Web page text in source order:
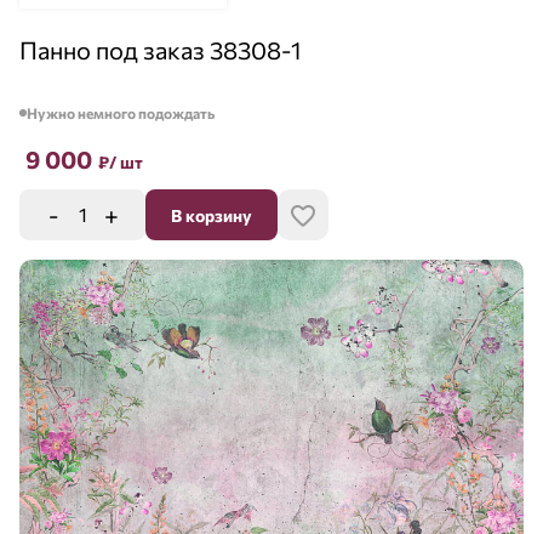
Панно под заказ 38308-1
Нужно немного подождать
9 000 ₽/ шт
- + В корзину